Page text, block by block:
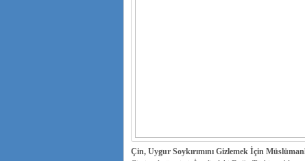
Çin, Uygur Soykırımını Gizlemek İçin